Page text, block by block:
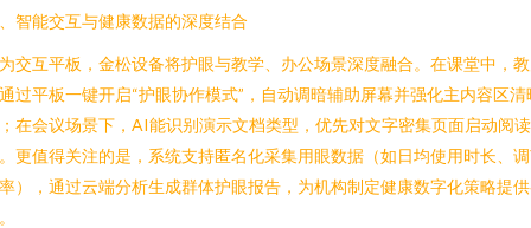
智能交互与健康数据的深度结合
交互平板，金松设备将护眼与教学、办公场景深度融合。在课堂中，
过平板一键开启“护眼协作模式”，自动调暗辅助屏幕并强化主内容区清
在会议场景下，AI能识别演示文档类型，优先对文字密集页面启动阅
更值得关注的是，系统支持匿名化采集用眼数据（如日均使用时长、
），通过云端分析生成群体护眼报告，为机构制定健康数字化策略提